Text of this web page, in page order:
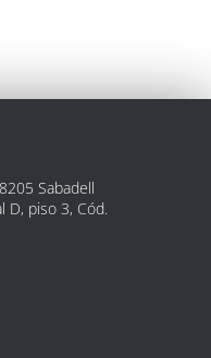
Sabadell
D, piso 3, Cód.